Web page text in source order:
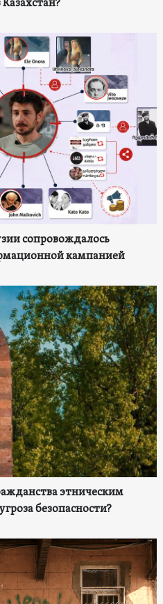
сопровождалось
кампанией
этническим
безопасности?